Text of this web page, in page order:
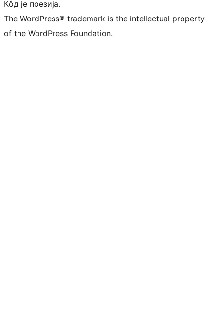
Кôд је поезија.
The WordPress® trademark is the intellectual property
of the WordPress Foundation.